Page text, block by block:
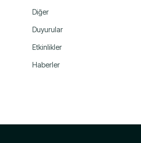
Diğer
Duyurular
Etkinlikler
Haberler